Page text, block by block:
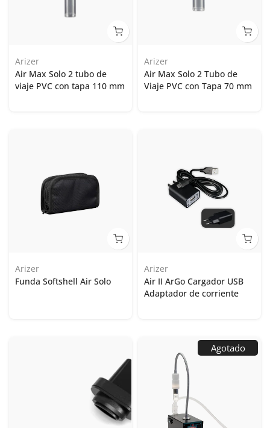
Arizer
Air Max Solo 2 tubo de
viaje PVC con tapa 110 mm
Arizer
Air Max Solo 2 Tubo de
Viaje PVC con Tapa 70 mm
Arizer
Funda Softshell Air Solo
Arizer
Air II ArGo Cargador USB
Adaptador de corriente
Agotado